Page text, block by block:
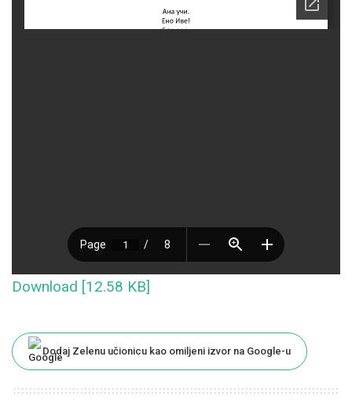
Download [12.58 KB]
Dodaj Zelenu učionicu kao omiljeni izvor na Google-u